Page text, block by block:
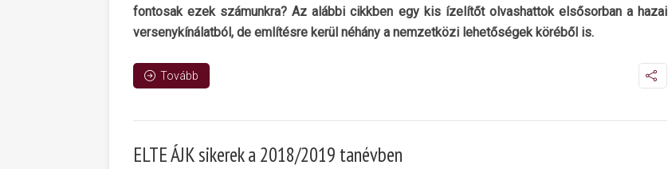
fontosak ezek számunkra? Az alábbi cikkben egy kis ízelítőt olvashattok elsősorban a hazai
versenykínálatból, de említésre kerül néhány a nemzetközi lehetőségek köréből is.
Tovább
ELTE ÁJK sikerek a 2018/2019 tanévben